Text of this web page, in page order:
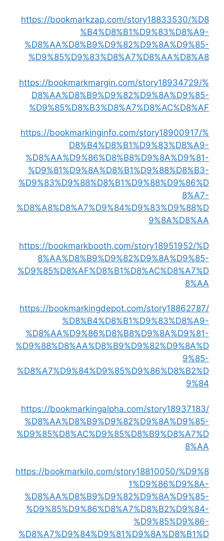
https://bookmarkzap.com/story18833530/%D8
%B4%D8%B1%D9%83%D8%A9-
%D8%AA%D8%B9%D9%82%D9%8A%D9%85-
%D9%85%D9%83%D8%A7%D8%AA%D8%A8
https://bookmarkmargin.com/story18934729/%
D8%AA%D8%B9%D9%82%D9%8A%D9%85-
%D9%85%D8%B3%D8%A7%D8%AC%D8%AF
https://bookmarkinginfo.com/story18900917/%
D8%B4%D8%B1%D9%83%D8%A9-
%D8%AA%D9%86%D8%B8%D9%8A%D9%81-
%D9%81%D9%8A%D8%B1%D9%88%D8%B3-
%D9%83%D9%88%D8%B1%D9%88%D9%86%D
8%A7-
%D8%A8%D8%A7%D9%84%D9%83%D9%88%D
9%8A%D8%AA
https://bookmarkbooth.com/story18951952/%D
8%AA%D8%B9%D9%82%D9%8A%D9%85-
%D9%85%D8%AF%D8%B1%D8%AC%D8%A7%D
8%AA
https://bookmarkingdepot.com/story18862787/
%D8%B4%D8%B1%D9%83%D8%A9-
%D8%AA%D9%86%D8%B8%D9%8A%D9%81-
%D9%88%D8%AA%D8%B9%D9%82%D9%8A%D
9%85-
%D8%A7%D9%84%D9%85%D9%86%D8%B2%D
9%84
https://bookmarkingalpha.com/story18937183/
%D8%AA%D8%B9%D9%82%D9%8A%D9%85-
%D9%85%D8%AC%D9%85%D8%B9%D8%A7%D
8%AA
https://bookmarkilo.com/story18810050/%D9%8
1%D9%86%D9%8A-
%D8%AA%D8%B9%D9%82%D9%8A%D9%85-
%D9%85%D9%86%D8%A7%D8%B2%D9%84-
%D9%85%D9%86-
%D8%A7%D9%84%D9%81%D9%8A%D8%B1%D